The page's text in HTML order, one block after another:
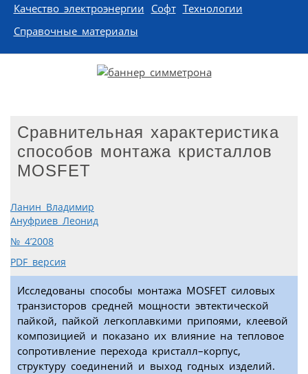
Качество электроэнергии Софт Технологии
Справочные материалы
Сравнительная характеристика
способов монтажа кристаллов
MOSFET
Ланин Владимир
Ануфриев Леонид
№ 4’2008
PDF версия
Исследованы способы монтажа MOSFET силовых
транзисторов средней мощности эвтектической
пайкой, пайкой легкоплавкими припоями, клеевой
композицией и показано их влияние на тепловое
сопротивление перехода кристалл–корпус,
структуру соединений и выход годных изделий.